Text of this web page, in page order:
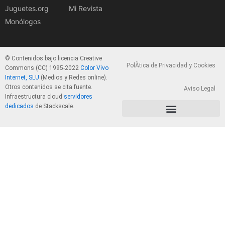
Juguetes.org
Monólogos
Mi Revista
© Contenidos bajo licencia Creative
Commons (CC) 1995-2022 Color Vivo
Internet, SLU (Medios y Redes online).
Otros contenidos se cita fuente.
Infraestructura cloud servidores
dedicados de Stackscale.
PolÃ­tica de Privacidad y Cookies
Aviso Legal